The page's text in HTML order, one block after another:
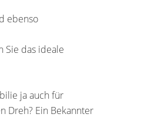
ebenso
Sie das ideale
ja auch für
Dreh? Ein Bekannter